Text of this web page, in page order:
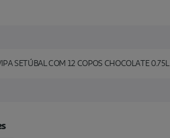
SETÚBAL COM 12 COPOS CHOCOLATE 0.75L